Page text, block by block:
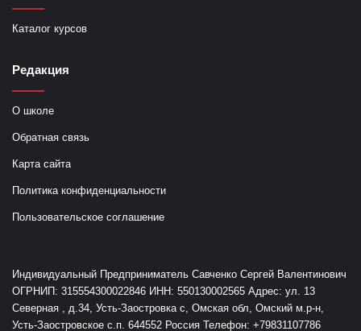
Каталог курсов
Редакция
О школе
Обратная связь
Карта сайта
Политика конфиденциальности
Пользовательское соглашение
Индивидуальный Предприниматель Савченко Сергей Валентинович
ОГРНИП: 315554300022846 ИНН: 550130002565 Адрес: ул. 13
Северная , д.34, Усть-Заостровка с, Омская обл, Омский м.р-н,
Усть-Заостровское с.п. 644552 Россия Телефон: +79831107786